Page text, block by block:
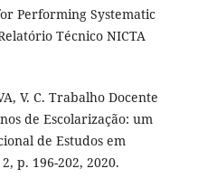
Performing Systematic
Técnico NICTA
V. C. Trabalho Docente
de Escolarização: um
de Estudos em
p. 196-202, 2020.